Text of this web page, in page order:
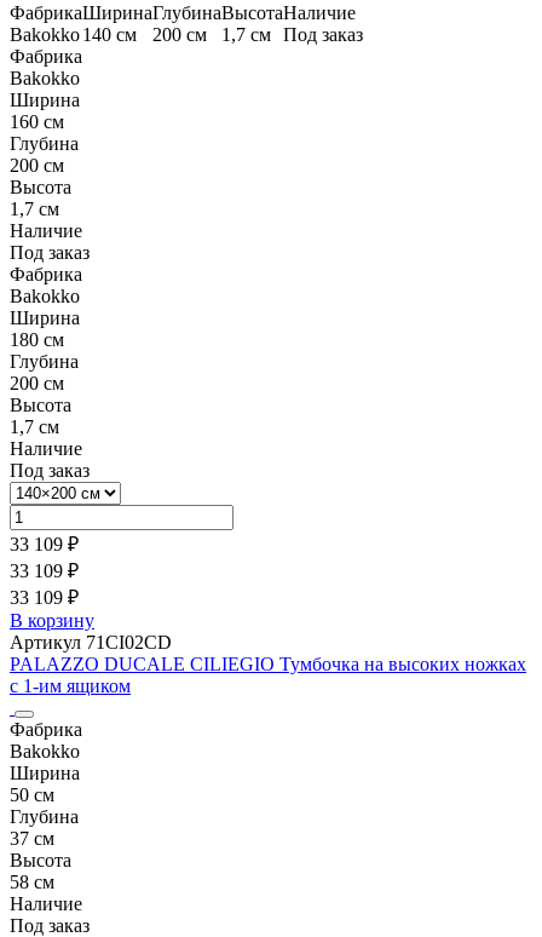
Фабрика
Bakokko
Ширина
140 см
Глубина
200 см
Высота
1,7 см
Наличие
Под заказ
Фабрика
Bakokko
Ширина
160 см
Глубина
200 см
Высота
1,7 см
Наличие
Под заказ
Фабрика
Bakokko
Ширина
180 см
Глубина
200 см
Высота
1,7 см
Наличие
Под заказ
33 109 ₽
33 109 ₽
33 109 ₽
В корзину
Артикул 71CI02CD
PALAZZO DUCALE CILIEGIO Тумбочка на высоких ножках
с 1-им ящиком
Фабрика
Bakokko
Ширина
50 см
Глубина
37 см
Высота
58 см
Наличие
Под заказ